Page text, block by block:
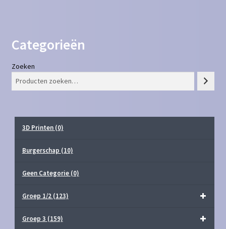
Categorieën
Zoeken
3D Printen (0)
Burgerschap (10)
Geen Categorie (0)
Groep 1/2 (123)
Groep 3 (159)